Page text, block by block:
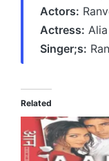
Actors:
Actress:
Singer;s:
Related